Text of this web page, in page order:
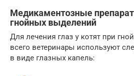
Медикаментозные
гнойных выделений
Для лечения глаз у котят при
всего ветеринары используют
в виде глазных капель: